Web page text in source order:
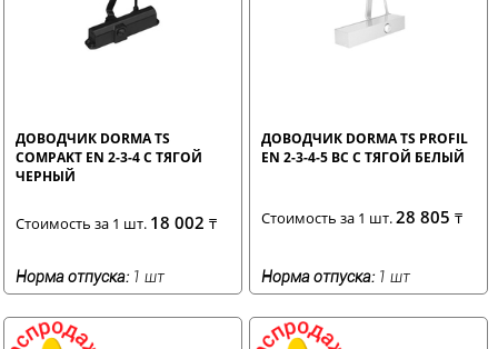
ДОВОДЧИК DORMA TS
COMPAKT EN 2-3-4 С ТЯГОЙ
ЧЕРНЫЙ
Стоимость за 1 шт. 18 002 ₸
Норма отпуска: 1 шт
ДОВОДЧИК DORMA TS PROFIL
EN 2-3-4-5 BC С ТЯГОЙ БЕЛЫЙ
Стоимость за 1 шт.28 805₸
Норма отпуска: 1 шт